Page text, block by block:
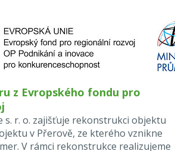
z Evropského fondu pro
s. r. o. zajišťuje rekonstrukci objektu
v Přerově, ze kterého vznikne
V rámci rekonstrukce realizujeme